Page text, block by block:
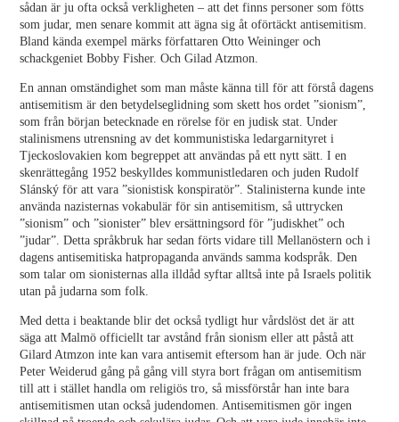
sådan är ju ofta också verkligheten – att det finns personer som fötts
som judar, men senare kommit att ägna sig åt oförtäckt antisemitism.
Bland kända exempel märks författaren Otto Weininger och
schackgeniet Bobby Fisher. Och Gilad Atzmon.
En annan omständighet som man måste känna till för att förstå dagens
antisemitism är den betydelseglidning som skett hos ordet ”sionism”,
som från början betecknade en rörelse för en judisk stat. Under
stalinismens utrensning av det kommunistiska ledargarnityret i
Tjeckoslovakien kom begreppet att användas på ett nytt sätt. I en
skenrättegång 1952 beskylldes kommunistledaren och juden Rudolf
Slánský för att vara ”sionistisk konspiratör”. Stalinisterna kunde inte
använda nazisternas vokabulär för sin antisemitism, så uttrycken
”sionism” och ”sionister” blev ersättningsord för ”judiskhet” och
”judar”. Detta språkbruk har sedan förts vidare till Mellanöstern och i
dagens antisemitiska hatpropaganda används samma kodspråk. Den
som talar om sionisternas alla illdåd syftar alltså inte på Israels politik
utan på judarna som folk.
Med detta i beaktande blir det också tydligt hur vårdslöst det är att
säga att Malmö officiellt tar avstånd från sionism eller att påstå att
Gilard Atmzon inte kan vara antisemit eftersom han är jude. Och när
Peter Weiderud gång på gång vill styra bort frågan om antisemitism
till att i stället handla om religiös tro, så missförstår han inte bara
antisemitismen utan också judendomen. Antisemitismen gör ingen